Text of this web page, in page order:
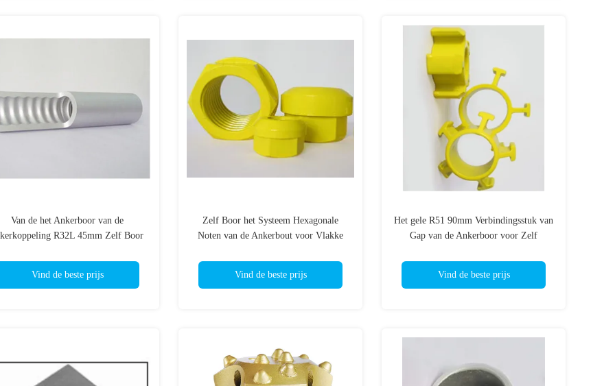
Van de het Ankerboor van de
R32L 45mm Zelf Boor
Vind de beste prijs
Zelf Boor het Systeem Hexagonale
Noten van de Ankerbout voor Vlakke
Vind de beste prijs
Het gele R51 90mm Verbindingsstuk van
Gap van de Ankerboor voor Zelf
Vind de beste prijs